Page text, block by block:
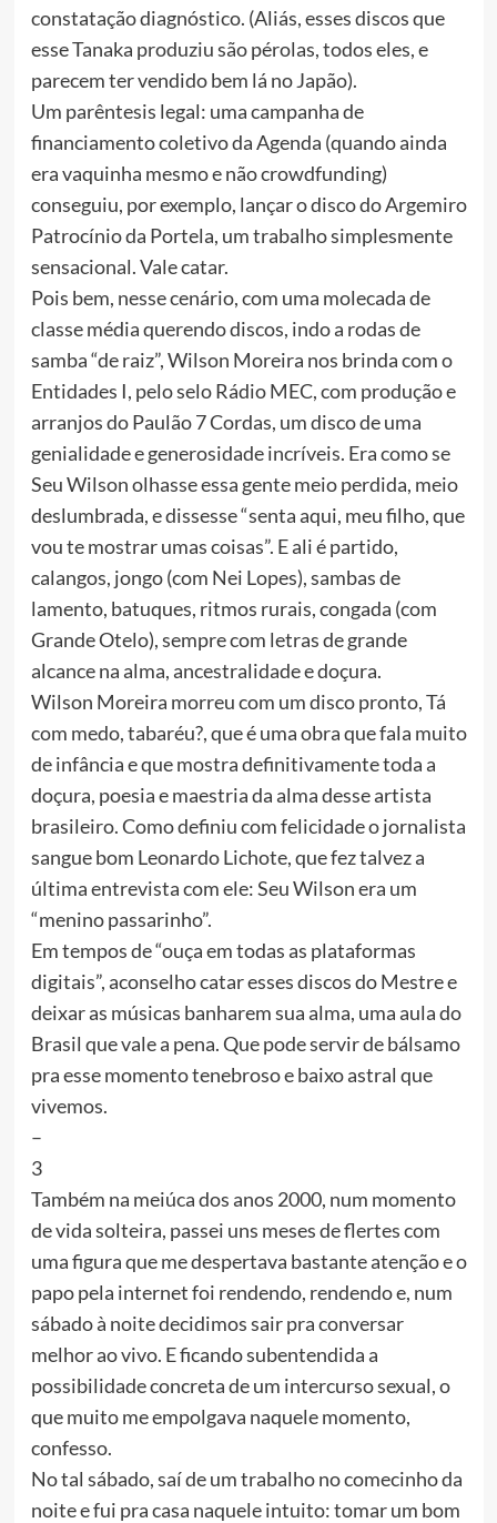
constatação diagnóstico. (Aliás, esses discos que
esse Tanaka produziu são pérolas, todos eles, e
parecem ter vendido bem lá no Japão).
Um parêntesis legal: uma campanha de
financiamento coletivo da Agenda (quando ainda
era vaquinha mesmo e não crowdfunding)
conseguiu, por exemplo, lançar o disco do Argemiro
Patrocínio da Portela, um trabalho simplesmente
sensacional. Vale catar.
Pois bem, nesse cenário, com uma molecada de
classe média querendo discos, indo a rodas de
samba “de raiz”, Wilson Moreira nos brinda com o
Entidades I, pelo selo Rádio MEC, com produção e
arranjos do Paulão 7 Cordas, um disco de uma
genialidade e generosidade incríveis. Era como se
Seu Wilson olhasse essa gente meio perdida, meio
deslumbrada, e dissesse “senta aqui, meu filho, que
vou te mostrar umas coisas”. E ali é partido,
calangos, jongo (com Nei Lopes), sambas de
lamento, batuques, ritmos rurais, congada (com
Grande Otelo), sempre com letras de grande
alcance na alma, ancestralidade e doçura.
Wilson Moreira morreu com um disco pronto, Tá
com medo, tabaréu?, que é uma obra que fala muito
de infância e que mostra definitivamente toda a
doçura, poesia e maestria da alma desse artista
brasileiro. Como definiu com felicidade o jornalista
sangue bom Leonardo Lichote, que fez talvez a
última entrevista com ele: Seu Wilson era um
“menino passarinho”.
Em tempos de “ouça em todas as plataformas
digitais”, aconselho catar esses discos do Mestre e
deixar as músicas banharem sua alma, uma aula do
Brasil que vale a pena. Que pode servir de bálsamo
pra esse momento tenebroso e baixo astral que
vivemos.
–
3
Também na meiúca dos anos 2000, num momento
de vida solteira, passei uns meses de flertes com
uma figura que me despertava bastante atenção e o
papo pela internet foi rendendo, rendendo e, num
sábado à noite decidimos sair pra conversar
melhor ao vivo. E ficando subentendida a
possibilidade concreta de um intercurso sexual, o
que muito me empolgava naquele momento,
confesso.
No tal sábado, saí de um trabalho no comecinho da
noite e fui pra casa naquele intuito: tomar um bom